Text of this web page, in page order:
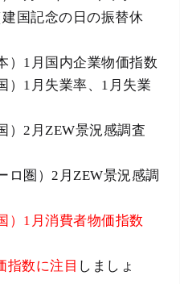
国記念の日の振替休
）1月国内企業物価指数
）1月失業率、1月失業
）2月ZEW景況感調査
ロ圏）2月ZEW景況感調
）1月消費者物価指数
指数に注目 しましょ